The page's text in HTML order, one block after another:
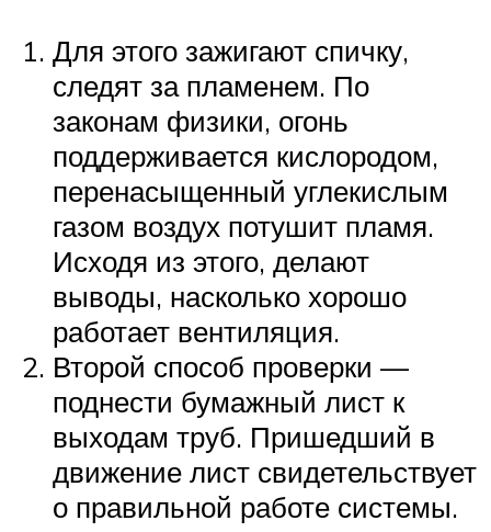
Для этого зажигают спичку,
следят за пламенем. По
законам физики, огонь
поддерживается кислородом,
перенасыщенный углекислым
газом воздух потушит пламя.
Исходя из этого, делают
выводы, насколько хорошо
работает вентиляция.
Второй способ проверки —
поднести бумажный лист к
выходам труб. Пришедший в
движение лист свидетельствует
о правильной работе системы.